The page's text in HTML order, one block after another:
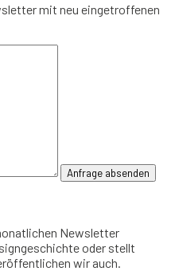
mit neu eingetroffenen
Newsletter
oder stellt
wir auch.